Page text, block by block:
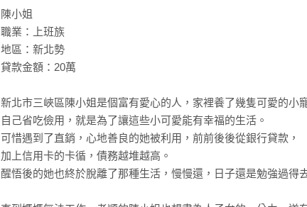
陳小姐
職業：上班族
地區：新北勢
貸款金額：20萬
新北市三峽區陳小姐是個富有愛心的人，家裡養了幾隻可愛的小
自己省吃儉用，就是為了讓這些小可愛能有幸福的生活。
可惜遇到了直銷，心地善良的她被利用，前前後後從銀行貸款，
加上信用卡的卡循，債務越堆越高。
醒悟後的她也終於脫離了那種生活，慢慢還，日子還是勉強過得